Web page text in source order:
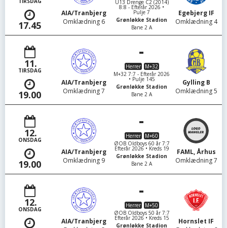
17.45
AIA/Tranbjerg
Omklædning 6
U13 Drenge C2 (2014)
8:8 - Efterår 2026 •
Pulje 7
Grønløkke Stadion
Bane 2 A
Egebjerg IF
Omklædning 4
11.
TIRSDAG
19.00
AIA/Tranbjerg
Omklædning 7
-
Herrer
M+32
M+32 7:7 - Efterår 2026
• Pulje 145
Grønløkke Stadion
Bane 2 A
Gylling B
Omklædning 5
12.
ONSDAG
19.00
AIA/Tranbjerg
Omklædning 9
-
Herrer
M+60
ØOB Oldboys 60 år 7:7
Efterår 2026 • Kreds 19
Grønløkke Stadion
Bane 2 A
FAML, Århus
Omklædning 7
12.
ONSDAG
AIA/Tranbjerg
-
Herrer
M+50
ØOB Oldboys 50 år 7:7
Efterår 2026 • Kreds 15
Grønløkke Stadion
Hornslet IF